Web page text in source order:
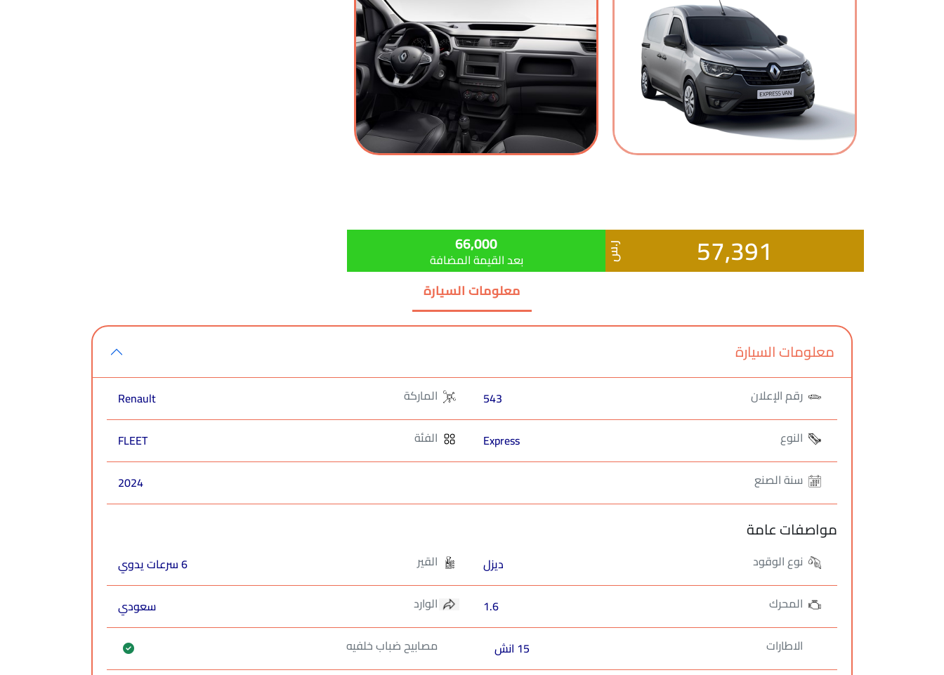
57,391 ر.س 66,000
بعد القيمة المضافة
معلومات السيارة
معلومات السيارة
رقم الإعلان 543 الماركة
Renault
النوع
Express الفئة
FLEET
سنة الصنع
2024
مواصفات عامة
نوع الوقود ديزل القير
6 سرعات يدوي
المحرك
1.6 الوارد
سعودي
الاطارات
15 انش
مصابيح ضباب خلفيه